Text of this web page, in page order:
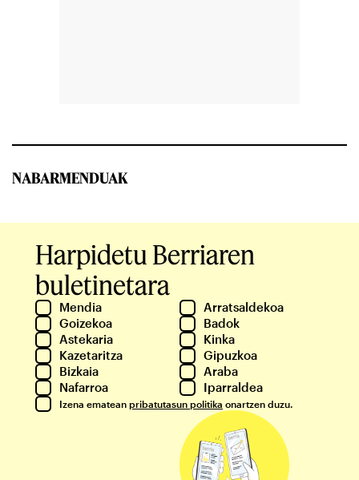
NABARMENDUAK
Harpidetu Berriaren
buletinetara
Mendia
Arratsaldekoa
Goizekoa
Badok
Astekaria
Kinka
Kazetaritza
Gipuzkoa
Bizkaia
Araba
Nafarroa
Iparraldea
Izena ematean pribatutasun politika onartzen duzu.